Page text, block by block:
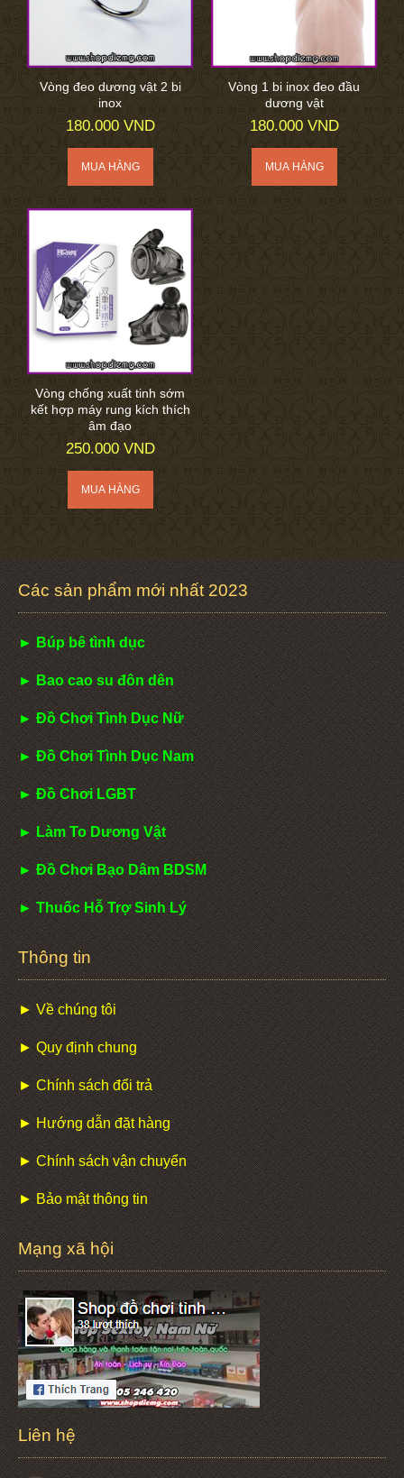
Vòng đeo dương vật 2 bi
inox
180.000 VND
Vòng 1 bi inox đeo đầu
dương vật
180.000 VND
Vòng chống xuất tinh sớm
kết hợp máy rung kích thích
âm đạo
250.000 VND
Các sản phẩm mới nhất 2023
► Búp bê tình dục
► Bao cao su đôn dên
► Đồ Chơi Tình Dục Nữ
► Đồ Chơi Tình Dục Nam
► Đồ Chơi LGBT
► Làm To Dương Vật
► Đồ Chơi Bạo Dâm BDSM
► Thuốc Hỗ Trợ Sinh Lý
Thông tin
► Về chúng tôi
► Quy định chung
► Chính sách đổi trả
► Hướng dẫn đặt hàng
► Chính sách vận chuyển
► Bảo mật thông tin
Mạng xã hội
Liên hệ